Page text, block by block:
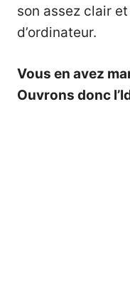
son assez clair
d’ordinateur.
Vous en avez
Ouvrons donc